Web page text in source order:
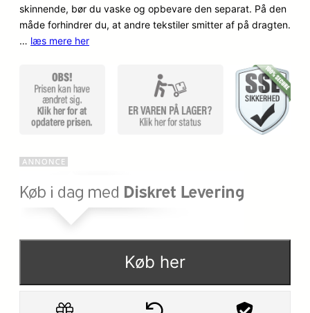
skinnende, bør du vaske og opbevare den separat. På den
måde forhindrer du, at andre tekstiler smitter af på dragten.
… læs mere her
Køb her